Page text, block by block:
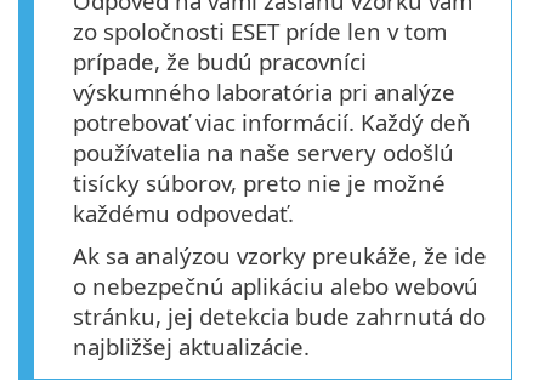
zo spoločnosti ESET príde len v tom
prípade, že budú pracovníci
výskumného laboratória pri analýze
potrebovať viac informácií. Každý deň
používatelia na naše servery odošlú
tisícky súborov, preto nie je možné
každému odpovedať.
Ak sa analýzou vzorky preukáže, že ide
o nebezpečnú aplikáciu alebo webovú
stránku, jej detekcia bude zahrnutá do
najbližšej aktualizácie.